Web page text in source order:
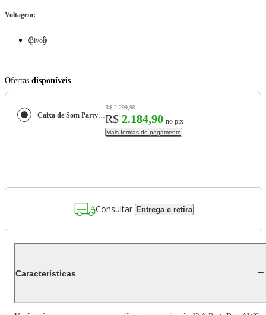
Voltagem:
Bivolt
Ofertas disponíveis
Caixa de Som PartyBox AIWA PB-05 Bluetooth 20H RGB USB TWS Preto
R$ 2.299,90
R$ 2.184,90 no pix
Mais formas de pagamento
Consultar Entrega e retira
Características